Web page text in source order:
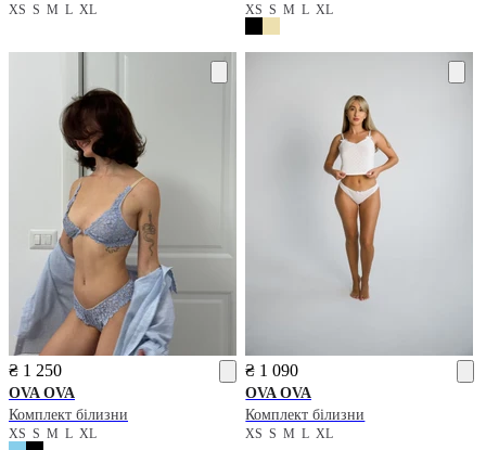
XS S M L XL XSSMLXL
₴ 1 250
OVA OVA
Комплект білизни
XS S M L XL
₴ 1 090
OVA OVA
Комплект білизни
XSSMLXL